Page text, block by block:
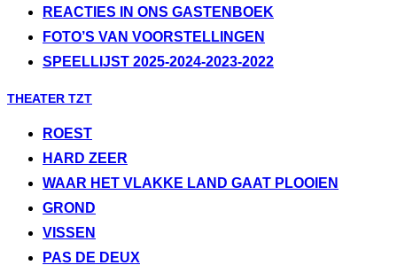
REACTIES IN ONS GASTENBOEK
FOTO’S VAN VOORSTELLINGEN
SPEELLIJST 2025-2024-2023-2022
Ga
inhoud
THEATER TZT
ROEST
HARD ZEER
WAAR HET VLAKKE LAND GAAT PLOOIEN
GROND
VISSEN
PAS DE DEUX